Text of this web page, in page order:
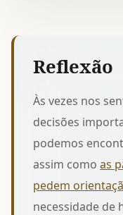
Reflexão
Às vezes nos
decisões
podemos
assim comoas
pedem
necessidade de